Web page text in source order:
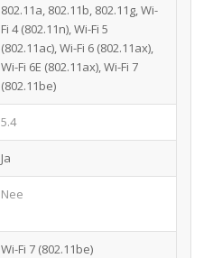
802.11a, 802.11b, 802.11g, Wi-
Fi 4 (802.11n), Wi-Fi 5
(802.11ac), Wi-Fi 6 (802.11ax),
Wi-Fi 6E (802.11ax), Wi-Fi 7
(802.11be)
5.4
Ja
Nee
Wi-Fi 7 (802.11be)